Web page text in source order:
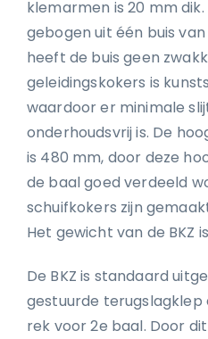
klemarmen is 20 mm
gebogen uit één buis
heeft de buis geen
geleidingskokers is
waardoor er minimale
onderhoudsvrij is. De
is 480 mm, door deze
de baal goed verdeeld
schuifkokers zijn
Het gewicht van de BKZ
De BKZ is standaard
gestuurde
rek voor 2e baal. Door